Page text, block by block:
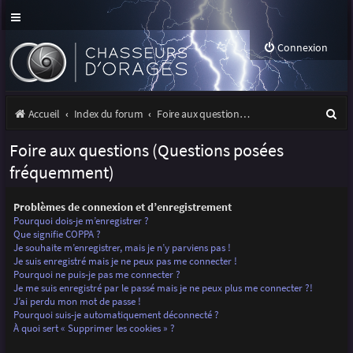
Connexion
Accueil Index du forum Foire aux questions (Questions posées fréquemment)
Foire aux questions (Questions posées
fréquemment)
Problèmes de connexion et d’enregistrement
Pourquoi dois-je m’enregistrer ?
Que signifie COPPA ?
Je souhaite m’enregistrer, mais je n’y parviens pas !
Je suis enregistré mais je ne peux pas me connecter !
Pourquoi ne puis-je pas me connecter ?
Je me suis enregistré par le passé mais je ne peux plus me connecter ?!
J’ai perdu mon mot de passe !
Pourquoi suis-je automatiquement déconnecté ?
À quoi sert « Supprimer les cookies » ?